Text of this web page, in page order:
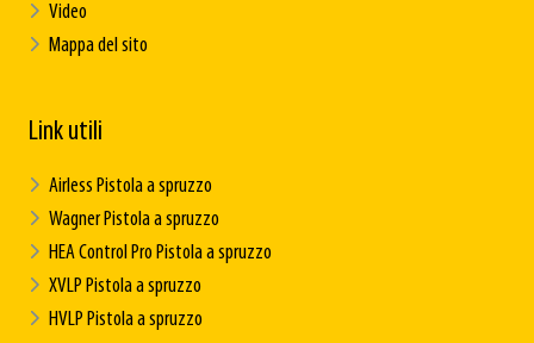
Video
Mappa del sito
Link utili
Airless Pistola a spruzzo
Wagner Pistola a spruzzo
HEA Control Pro Pistola a spruzzo
XVLP Pistola a spruzzo
HVLP Pistola a spruzzo